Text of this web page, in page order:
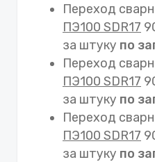
Переход
ПЭ100 SDR17
за штуку по
Переход
ПЭ100 SDR17
за штуку по
Переход
ПЭ100 SDR17
за штуку по